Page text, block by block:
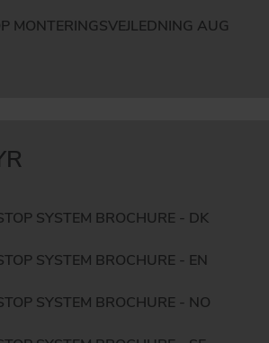
MONTERINGSVEJLEDNING AUG
SYSTEM BROCHURE - DK
SYSTEM BROCHURE - EN
SYSTEM BROCHURE - NO